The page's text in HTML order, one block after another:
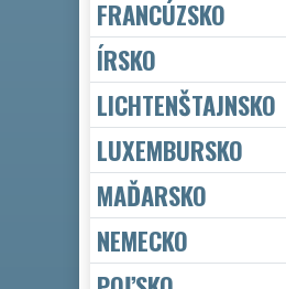
FRANCÚZSKO
ÍRSKO
LICHTENŠTAJNSKO
LUXEMBURSKO
MAĎARSKO
NEMECKO